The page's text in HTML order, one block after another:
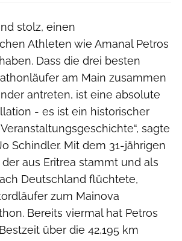
stolz, einen
Athleten wie Amanal Petros
Dass die drei besten
am Main zusammen
antreten, ist eine absolute
- es ist ein historischer
sagte
Schindler. Mit dem 31-jährigen
aus Eritrea stammt und als
Deutschland flüchtete,
zum Mainova
Bereits viermal hat Petros
über die 42,195 km